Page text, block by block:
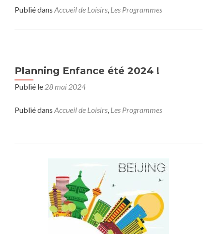
Publié dans Accueil de Loisirs, Les Programmes
Planning Enfance été 2024 !
Publié le 28 mai 2024
Publié dans Accueil de Loisirs, Les Programmes